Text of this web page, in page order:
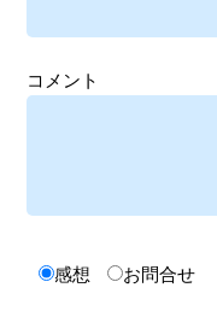
コメント
感想 お問合せ